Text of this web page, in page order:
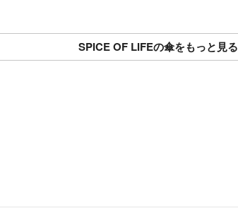
SPICE OF LIFEの傘をもっと見る